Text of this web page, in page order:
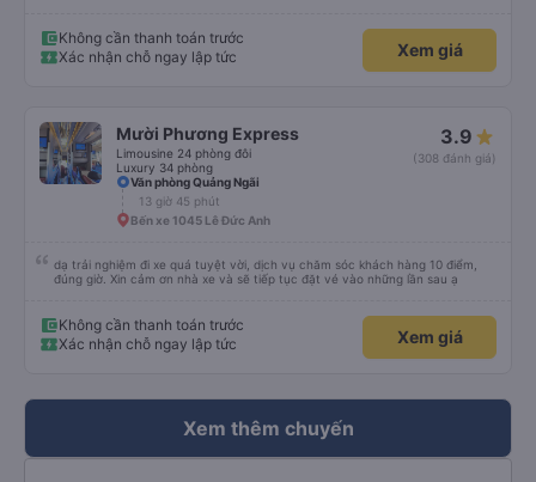
Không cần thanh toán trước
Xác nhận chỗ ngay lập tức
Xem giá
Mười Phương Express
Limousine 24 phòng đôi
Luxury 34 phòng
3.9
(308 đánh giá)
Văn phòng Quảng Ngãi
13 giờ 45 phút
Bến xe 1045 Lê Đức Anh
dạ trải nghiệm đi xe quá tuyệt vời, dịch vụ chăm sóc khách hàng 10 điểm,
đúng giờ. Xin cảm ơn nhà xe và sẽ tiếp tục đặt vé vào những lần sau ạ
Không cần thanh toán trước
Xác nhận chỗ ngay lập tức
Xem giá
Xem thêm chuyến